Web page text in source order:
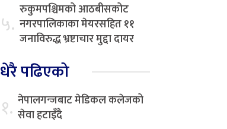
५. रुकुमपश्चिमको आठबीसकोट
नगरपालिकाका मेयरसहित ११
जनाविरुद्ध भ्रष्टाचार मुद्दा दायर
धेरै पढिएको
१. नेपालगन्जबाट मेडिकल कलेजको
सेवा हटाइँदै